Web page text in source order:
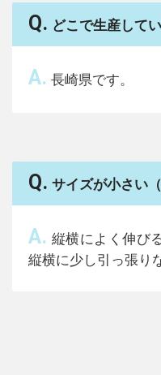
Q. どこで生産して
A. 長崎県です。
Q. サイズが小さい
A. 縦横によく伸び
縦横に少し引っ張り